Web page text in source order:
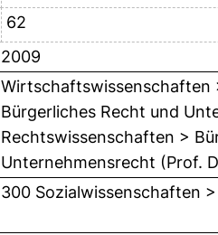
62
2009
Wirtschaftswissenschaften
Bürgerliches Recht und
Rechtswissenschaften >
Unternehmensrecht (Prof.
300 Sozialwissenschaften